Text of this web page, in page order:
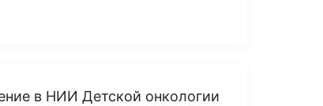
в НИИ Детской онкологии